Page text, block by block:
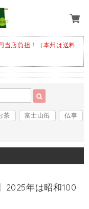
当店負担！（本州は送料
茶 富士山缶
仏事
2025年は昭和100